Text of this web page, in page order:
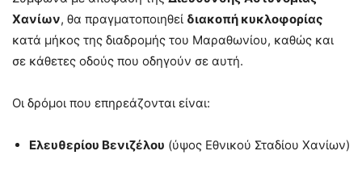
Χανίων, θα πραγματοποιηθεί διακοπή κυκλοφορίας
κατά μήκος της διαδρομής του Μαραθωνίου, καθώς και
σε κάθετες οδούς που οδηγούν σε αυτή.
Οι δρόμοι που επηρεάζονται είναι:
Ελευθερίου Βενιζέλου (ύψος Εθνικού Σταδίου Χανίων)